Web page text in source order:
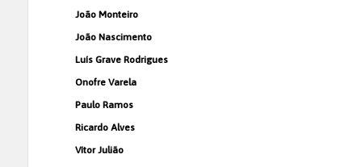
João Monteiro
João Nascimento
Luís Grave Rodrigues
Onofre Varela
Paulo Ramos
Ricardo Alves
Vítor Julião